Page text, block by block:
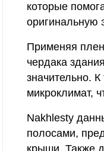
которые
оригинальную
Применяя
чердака
значительно.
микроклимат,
Nakhlesty
полосами,